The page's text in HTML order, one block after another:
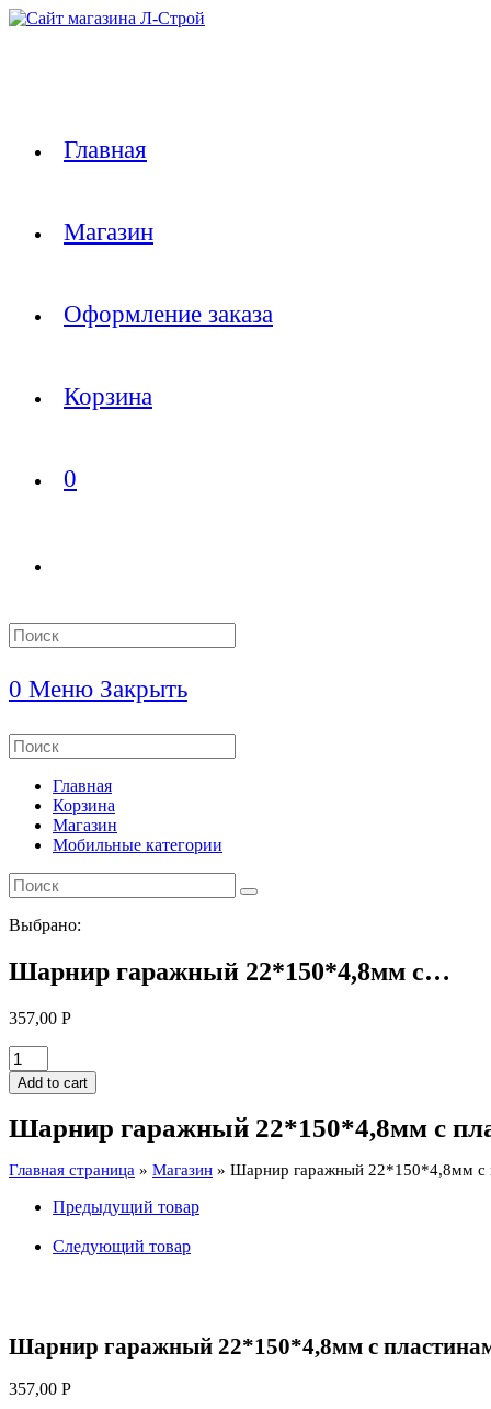
Перейти
Главная
Магазин
Оформление заказа
Корзина
0
Search
this
0 Меню Закрыть
Search
this
websiteГлавная
Корзина
Магазин
Мобильные категории
Выбрано:
Шарнир гаражный 22*150*4,8мм с…
357,00 Р
Шарнир
гаражный
22*150*4,8мм
пластинами
шайба
Add to cart
Шарнир гаражный 22*150*4,8мм с
Главная страница » Магазин » Шарнир гаражный 22*150*4,8мм с
Предыдущий товар
Следующий товар
Шарнир гаражный 22*150*4,8мм с
357,00 Р